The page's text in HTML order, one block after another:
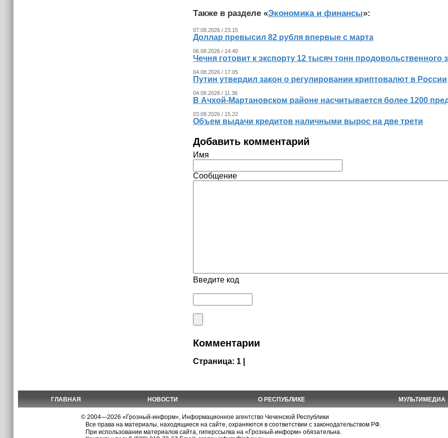
Также в разделе «Экономика и финансы»:
07.08.2026 / 23.15
Доллар превысил 82 рубля впервые с марта
06.08.2026 / 14.40
Чечня готовит к экспорту 12 тысяч тонн продовольственного
04.08.2026 / 17.05
Путин утвердил закон о регулировании криптовалют в России
04.08.2026 / 11.36
В Ачхой-Мартановском районе насчитывается более 1200
03.08.2026 / 15.22
Объем выдачи кредитов наличными вырос на две трети
Добавить комментарий
Имя
Сообщение
Введите код
Комментарии
Страница: 1 |
ГЛАВНАЯ НОВОСТИ О РЕСПУБЛИКЕ МУЛЬТИМЕДИА
© 2004—2026 «Грозный-информ», Информационное агентство Чеченской Республики
Все права на материалы, находящиеся на сайте, охраняются в соответствии с законодательством РФ.
При использовании материалов сайта, гиперссылка на «Грозный-информ» обязательна.